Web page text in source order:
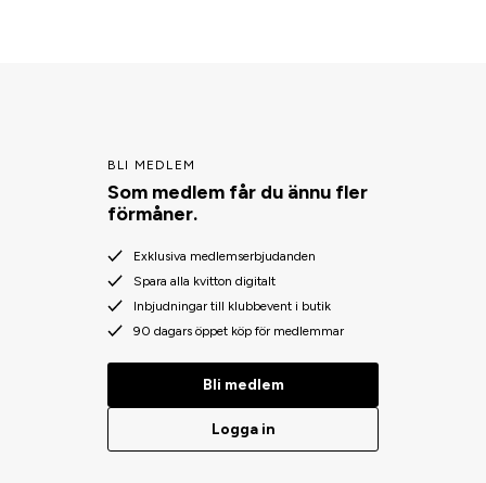
BLI MEDLEM
Som medlem får du ännu fler
förmåner.
Exklusiva medlemserbjudanden
Spara alla kvitton digitalt
Inbjudningar till klubbevent i butik
90 dagars öppet köp för medlemmar
Bli medlem
Logga in